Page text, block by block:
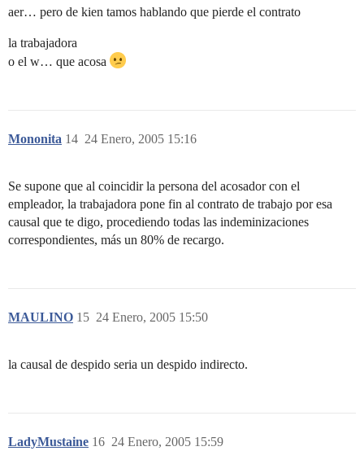
aer… pero de kien tamos hablando que pierde el contrato
la trabajadora
o el w… que acosa
Mononita 24 Enero, 2005 15:16
14
Se supone que al coincidir la persona del acosador con el
empleador, la trabajadora pone fin al contrato de trabajo por esa
causal que te digo, procediendo todas las indeminizaciones
correspondientes, más un 80% de recargo.
MAULINO 24 Enero, 2005 15:50
15
la causal de despido seria un despido indirecto.
LadyMustaine 24 Enero, 2005 15:59
16